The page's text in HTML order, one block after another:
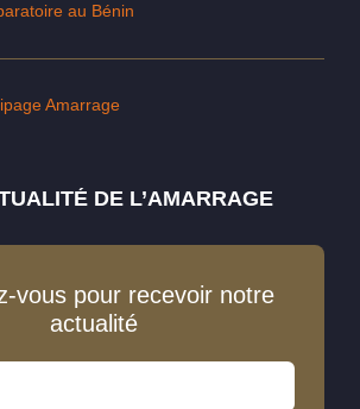
au Bénin
Amarrage
DE L’AMARRAGE
vous pour recevoir notre
actualité